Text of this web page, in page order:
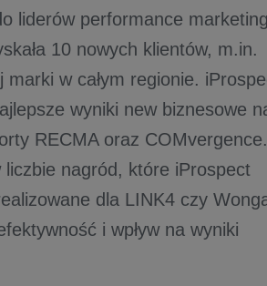
liderów performance
10 nowych klientów, m.in.
w całym regionie.
wyniki new biznesowe
RECMA oraz COMvergence.
nagród, które iProspect
dla LINK4 czy
i wpływ na wyniki